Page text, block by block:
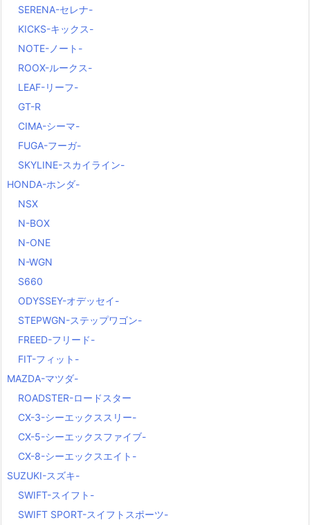
SERENA-セレナ-
KICKS-キックス-
NOTE-ノート-
ROOX-ルークス-
LEAF-リーフ-
GT-R
CIMA-シーマ-
FUGA-フーガ-
SKYLINE-スカイライン-
HONDA-ホンダ-
NSX
N-BOX
N-ONE
N-WGN
S660
ODYSSEY-オデッセイ-
STEPWGN-ステップワゴン-
FREED-フリード-
FIT-フィット-
MAZDA-マツダ-
ROADSTER-ロードスター
CX-3-シーエックススリー-
CX-5-シーエックスファイブ-
CX-8-シーエックスエイト-
SUZUKI-スズキ-
SWIFT-スイフト-
SWIFT SPORT-スイフトスポーツ-